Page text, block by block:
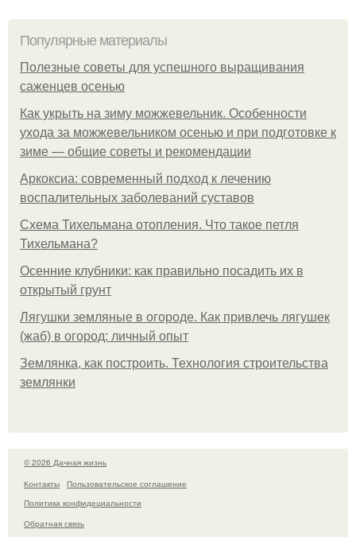
Популярные материалы
Полезные советы для успешного выращивания
саженцев осенью
Как укрыть на зиму можжевельник. Особенности
ухода за можжевельником осенью и при подготовке к
зиме — общие советы и рекомендации
Аркоксиа: современный подход к лечению
воспалительных заболеваний суставов
Схема Тихельмана отопления. Что такое петля
Тихельмана?
Осенние клубники: как правильно посадить их в
открытый грунт
Лягушки земляные в огороде. Как привлечь лягушек
(жаб) в огород: личный опыт
Землянка, как построить. Технология строительства
землянки
© 2026 Дачная жизнь
Контакты
Пользовательское соглашение
Политика конфидециальности
Обратная связь